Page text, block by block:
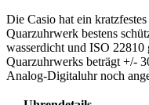
Die Casio hat ein
Quarzuhrwerk bestens
wasserdicht und ISO 22810
Quarzuhrwerks beträgt +/-
Analog-Digitaluhr noch